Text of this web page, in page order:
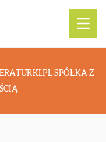
SPÓŁKA Z